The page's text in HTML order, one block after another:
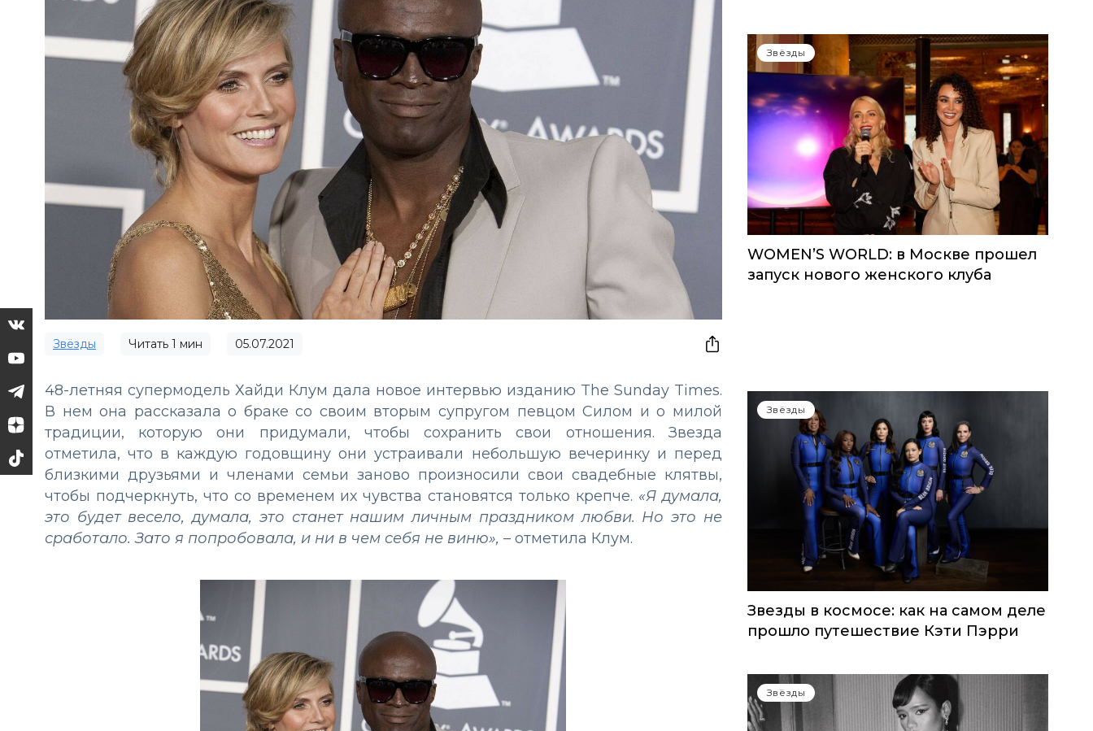
Звёзды Читать 1 мин 05.07.2021
48-летняя супермодель Хайди Клум дала новое интервью изданию The Sunday Times.
В нем она рассказала о браке со своим вторым супругом певцом Силом и о милой
традиции, которую они придумали, чтобы сохранить свои отношения. Звезда
отметила, что в каждую годовщину они устраивали небольшую вечеринку и перед
близкими друзьями и членами семьи заново произносили свои свадебные клятвы,
чтобы подчеркнуть, что со временем их чувства становятся только крепче. «Я думала,
это будет весело, думала, это станет нашим личным праздником любви. Но это не
сработало. Зато я попробовала, и ни в чем себя не виню», – отметила Клум.
Звёзды
WOMEN’S WORLD: в Москве прошел
запуск нового женского клуба
Звёзды
Звезды в космосе: как на самом деле
прошло путешествие Кэти Пэрри
Звёзды